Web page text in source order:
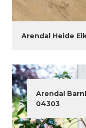
Arendal Heide
Arendal
04303